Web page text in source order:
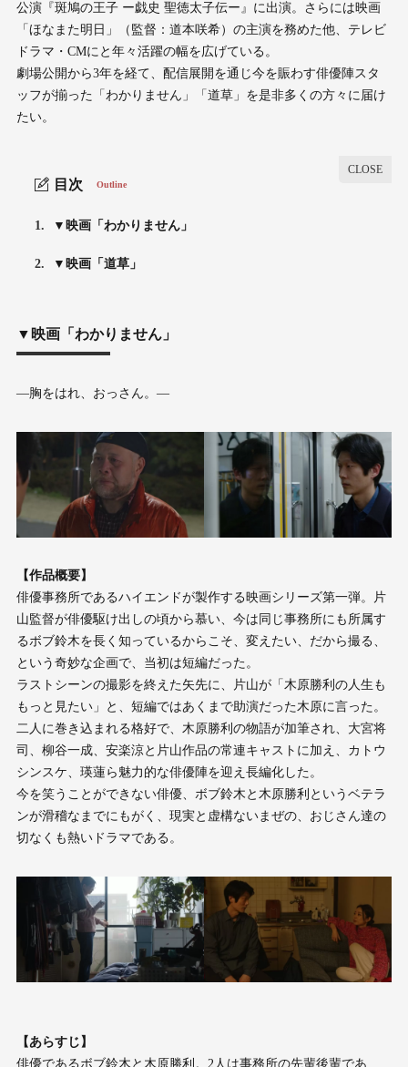
公演『斑鳩の王子 ー戯史 聖徳太子伝ー』に出演。さらには映画
「ほなまた明日」（監督：道本咲希）の主演を務めた他、テレビ
ドラマ・CMにと年々活躍の幅を広げている。
劇場公開から3年を経て、配信展開を通じ今を賑わす俳優陣スタ
ッフが揃った「わかりません」「道草」を是非多くの方々に届け
たい。
目次 Outline
1. ▼映画「わかりません」
2. ▼映画「道草」
▼映画「わかりません」
―胸をはれ、おっさん。―
【作品概要】
俳優事務所であるハイエンドが製作する映画シリーズ第一弾。片
山監督が俳優駆け出しの頃から慕い、今は同じ事務所にも所属す
るボブ鈴木を長く知っているからこそ、変えたい、だから撮る、
という奇妙な企画で、当初は短編だった。
ラストシーンの撮影を終えた矢先に、片山が「木原勝利の人生も
もっと見たい」と、短編ではあくまで助演だった木原に言った。
二人に巻き込まれる格好で、木原勝利の物語が加筆され、大宮将
司、柳谷一成、安楽涼と片山作品の常連キャストに加え、カトウ
シンスケ、瑛蓮ら魅力的な俳優陣を迎え長編化した。
今を笑うことができない俳優、ボブ鈴木と木原勝利というベテラ
ンが滑稽なまでにもがく、現実と虚構ないまぜの、おじさん達の
切なくも熱いドラマである。
【あらすじ】
俳優であるボブ鈴木と木原勝利。2人は事務所の先輩後輩であ